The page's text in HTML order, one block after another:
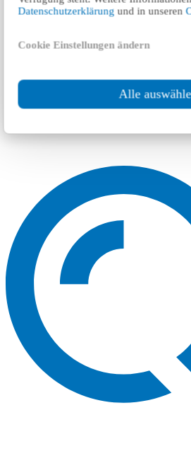
Datenschutzerklärung und in unseren
Cookie Einstellungen ändern
Alle